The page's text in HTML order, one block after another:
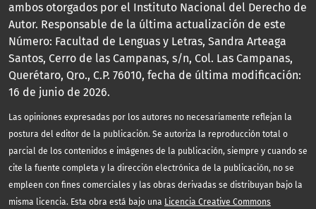
ambos otorgados por el Instituto Nacional del Derecho de
Autor. Responsable de la última actualización de este
Número: Facultad de Lenguas y Letras, Sandra Arteaga
Santos, Cerro de las Campanas, s/n, Col. Las Campanas,
Querétaro, Qro., C.P. 76010, fecha de última modificación:
16 de junio de 2026.
Las opiniones expresadas por los autores no necesariamente reflejan la
postura del editor de la publicación. Se autoriza la reproducción total o
parcial de los contenidos e imágenes de la publicación, siempre y cuando se
cite la fuente completa y la dirección electrónica de la publicación, no se
empleen con fines comerciales y las obras derivadas se distribuyan bajo la
misma licencia. Esta obra está bajo una Licencia Creative Commons